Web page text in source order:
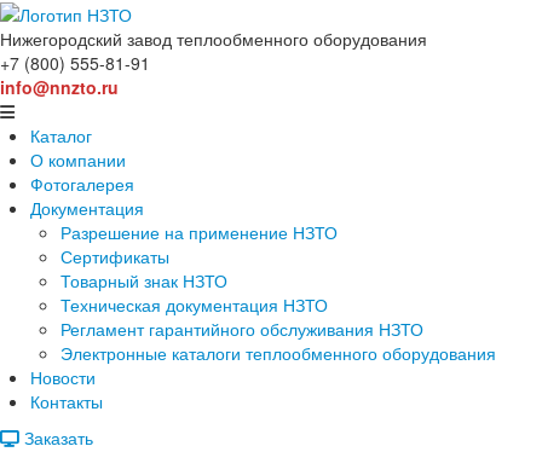
Нижегородский завод теплообменного оборудования
+7 (800) 555-81-91
info@nnzto.ru
Каталог
О компании
Фотогалерея
Документация
Разрешение на применение НЗТО
Сертификаты
Товарный знак НЗТО
Техническая документация НЗТО
Регламент гарантийного обслуживания НЗТО
Электронные каталоги теплообменного оборудования
Новости
Контакты
Заказать